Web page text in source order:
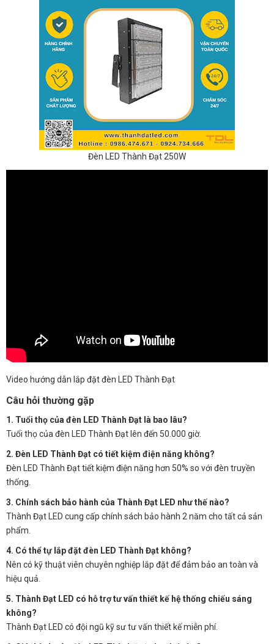
Đèn LED Thành Đạt 250W
Video hướng dẫn lắp đặt đèn LED Thành Đạt
Câu hỏi thường gặp
1. Tuổi thọ của đèn LED Thành Đạt là bao lâu?
Tuổi thọ của đèn LED Thành Đạt lên đến 50.000 giờ.
2. Đèn LED Thành Đạt có tiết kiệm điện năng không?
Đèn LED Thành Đạt tiết kiệm điện năng hơn 50% so với đèn truyền
thống.
3. Chính sách bảo hành của Thành Đạt LED như thế nào?
Thành Đạt LED cung cấp chính sách bảo hành 2 năm cho tất cả sản
phẩm.
4. Có thể tự lắp đặt đèn LED Thành Đạt không?
Nên có kỹ thuật viên chuyên nghiệp lắp đặt để đảm bảo an toàn và
hiệu quả.
5. Thành Đạt LED có hỗ trợ tư vấn thiết kế hệ thống chiếu sáng
không?
Thành Đạt LED có đội ngũ kỹ sư tư vấn thiết kế miễn phí.